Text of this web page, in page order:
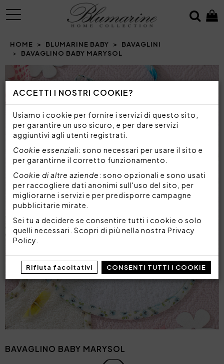
ACCETTI I NOSTRI COOKIE?
Usiamo i cookie per fornire i servizi di questo sito,
per garantire un uso sicuro, e per dare servizi
aggiuntivi agli utenti registrati.
Cookie essenziali: sono necessari per usare il sito e
per garantirne il corretto funzionamento.
Cookie di altre aziende: sono opzionali e sono usati
per raccogliere dati anonimi sull'uso del sito, per
migliorarne i servizi e per predisporre campagne
pubblicitarie mirate.
Sei tu a decidere se consentire tutti i cookie o solo
quelli necessari. Scopri di più nella nostra Privacy
Policy
Rifiuta facoltativi CONSENTI TUTTI I COOKIE
MENU
HOME BLUMARINE BABY
BAVAGLINI
BAVAGLINO BABY MARYSOL
BAVAGLINO BABY MARYSOL